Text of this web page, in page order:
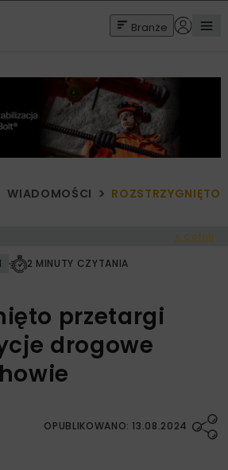
Branże
WIADOMOŚCI ROZSTRZYGNIĘTO
< Cofnij
2 MINUTY CZYTANIA
przetargi
drogowe
OPUBLIKOWANO: 13.08.2024